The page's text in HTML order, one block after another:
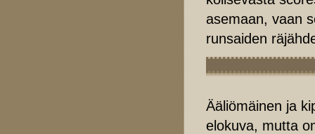
asemaan, vaan
runsaiden
Ääliömäinen ja
elokuva, mutta